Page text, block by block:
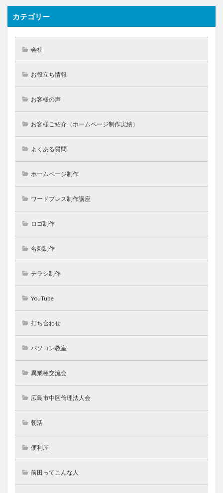
カテゴリー
会社
お役立ち情報
お客様の声
お客様ご紹介（ホームページ制作実績）
よくある質問
ホームページ制作
ワードプレス制作講座
ロゴ制作
名刺制作
チラシ制作
YouTube
打ち合わせ
パソコン教室
異業種交流会
広島市中区倫理法人会
朝活
便利屋
前田ってこんな人